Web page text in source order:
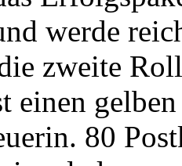
werde
zweite
einen
80